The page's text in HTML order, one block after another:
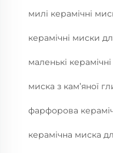
милі керамічні
керамічні миски
маленькі
миска з кам’яної
фарфорова
керамічна миска